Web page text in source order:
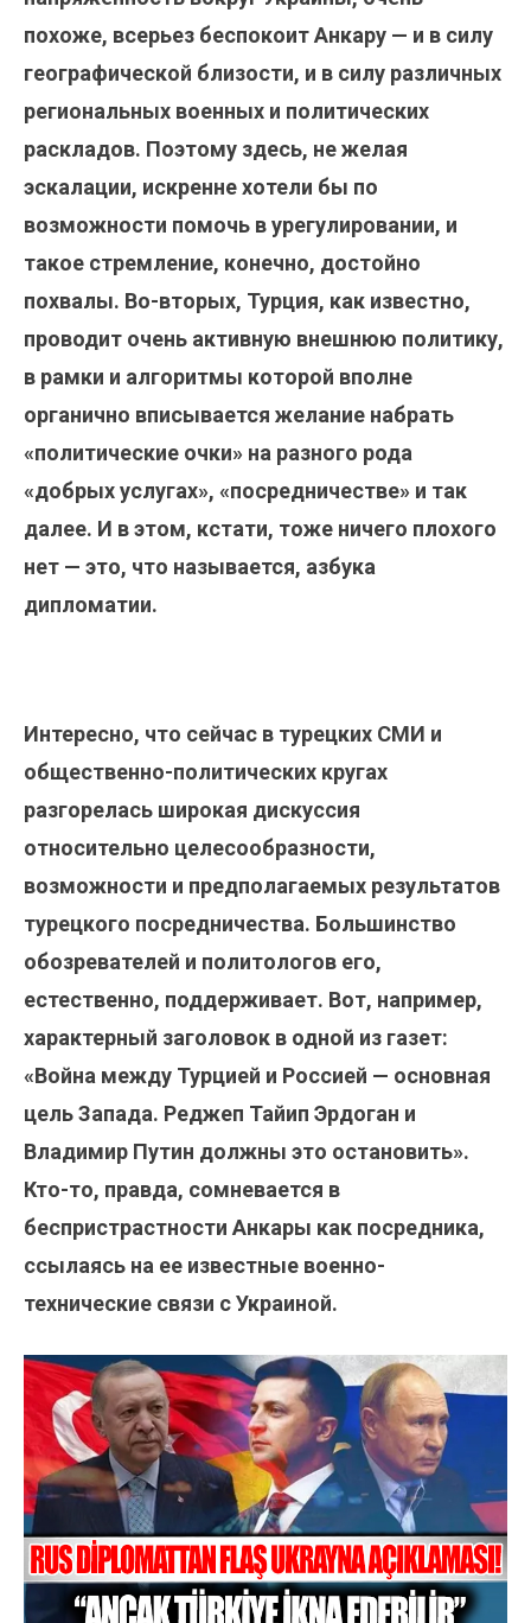
похоже, всерьез беспокоит Анкару — и в силу
географической близости, и в силу различных
региональных военных и политических
раскладов. Поэтому здесь, не желая
эскалации, искренне хотели бы по
возможности помочь в урегулировании, и
такое стремление, конечно, достойно
похвалы. Во-вторых, Турция, как известно,
проводит очень активную внешнюю политику,
в рамки и алгоритмы которой вполне
органично вписывается желание набрать
«политические очки» на разного рода
«добрых услугах», «посредничестве» и так
далее. И в этом, кстати, тоже ничего плохого
нет — это, что называется, азбука
дипломатии.
Интересно, что сейчас в турецких СМИ и
общественно-политических кругах
разгорелась широкая дискуссия
относительно целесообразности,
возможности и предполагаемых результатов
турецкого посредничества. Большинство
обозревателей и политологов его,
естественно, поддерживает. Вот, например,
характерный заголовок в одной из газет:
«Война между Турцией и Россией — основная
цель Запада. Реджеп Тайип Эрдоган и
Владимир Путин должны это остановить».
Кто-то, правда, сомневается в
беспристрастности Анкары как посредника,
ссылаясь на ее известные военно-
технические связи с Украиной.